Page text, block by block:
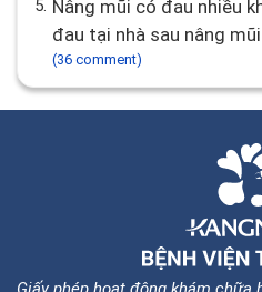
8 Cách giảm sưng sau nâng mũi hiệu quả, nhanh
chóng
5. Nâng mũi có đau nhiều không? Hướng dẫn giảm
đau tại nhà sau nâng mũi